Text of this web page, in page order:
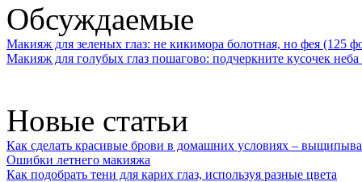
Обсуждаемые
Макияж для зеленых глаз: не кикимора болотная, но фея (125
Макияж для голубых глаз пошагово: подчеркните кусочек
Новые статьи
Как сделать красивые брови в домашних условиях –
Ошибки летнего макияжа
Как подобрать тени для карих глаз, используя разные цвета